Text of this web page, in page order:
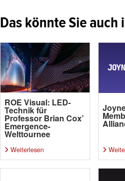
Das könnte Sie auch
ROE Visual: LED-
Technik für
Professor Brian Cox’
Emergence-
Welttournee
Weiterlesen